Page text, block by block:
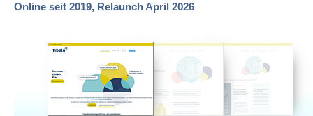
Online seit 2019, Relaunch April 2026